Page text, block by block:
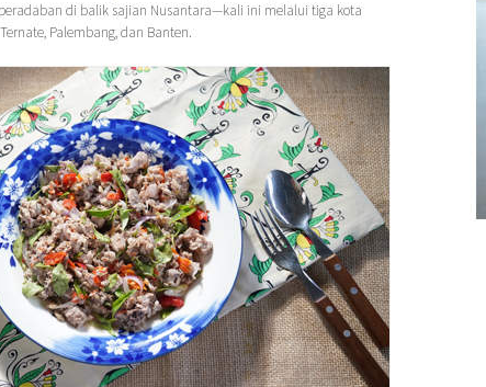
di balik sajian Nusantara—kali ini melalui tiga kota
Palembang, dan Banten.